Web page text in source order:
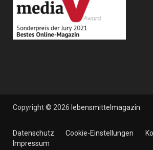
Copyright © 2026 lebensmittelmagazin
Datenschutz Cookie-Einstellungen
Impressum